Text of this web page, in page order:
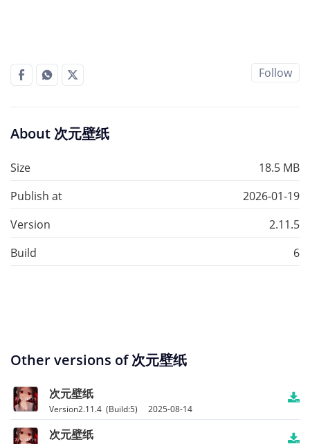
Follow
About 次元壁纸
Size
18.5 MB
Publish at
2026-01-19
Version
2.11.5
Build
6
Other versions of 次元壁纸
次元壁纸
Version2.11.4 (Build:5) 2025-08-14
次元壁纸